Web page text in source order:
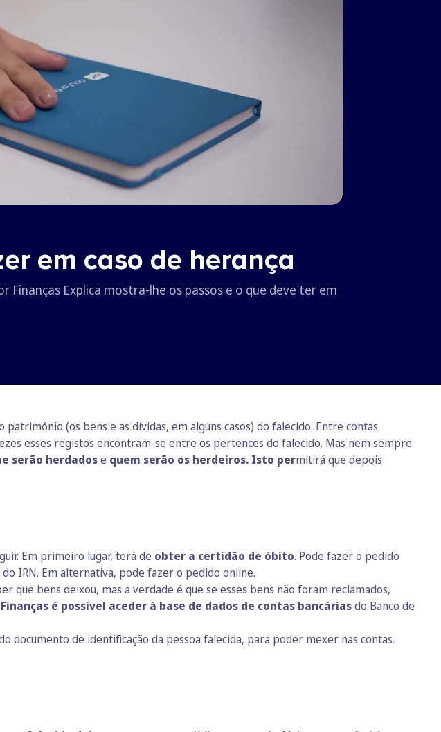
em caso de herança
Finanças Explica mostra-lhe os passos e o que deve ter em
(os bens e as dívidas, em alguns casos) do falecido. Entre contas
esses registos encontram-se entre os pertences do falecido. Mas nem sempre.
serão herdadose quem serão os herdeiros. Isto permitirá que depois
Em primeiro lugar, terá de obter a certidão de óbito. Pode fazer o pedido
IRN. Em alternativa, pode fazer o pedido online.
que bens deixou, mas a verdade é que se esses bens não foram reclamados,
é possível aceder à base de dados de contas bancáriasdo Banco de
documento de identificação da pessoa falecida, para poder mexer nas contas.